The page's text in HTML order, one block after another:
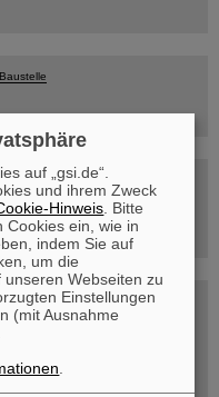
–
FAIR.
auf „gsi.de“.
und ihrem Zweck
Hinweis . Bitte
Cookies ein, wie in
indem Sie auf
um die
Webseiten zu
Einstellungen
(mit Ausnahme